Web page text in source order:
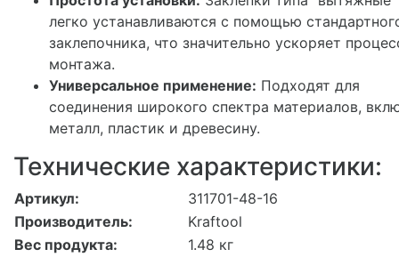
легко устанавливаются с помощью
заклепочника, что значительно ускоряет
монтажа.
Универсальное применение: Подходят для
соединения широкого спектра материалов,
металл, пластик и древесину.
Технические характеристики:
Артикул:
311701-48-16
Производитель:
Kraftool
Вес продукта:
1.48 кг